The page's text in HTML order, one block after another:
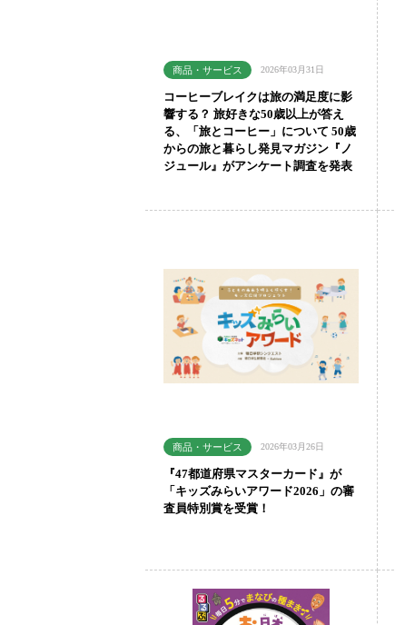
2026年03月31日
コーヒーブレイクは旅の満足度に影
響する？ 旅好きな50歳以上が答え
る、「旅とコーヒー」について 50歳
からの旅と暮らし発見マガジン『ノ
ジュール』がアンケート調査を発表
2026年03月26日
『47都道府県マスターカード』が
「キッズみらいアワード2026」の審
査員特別賞を受賞！